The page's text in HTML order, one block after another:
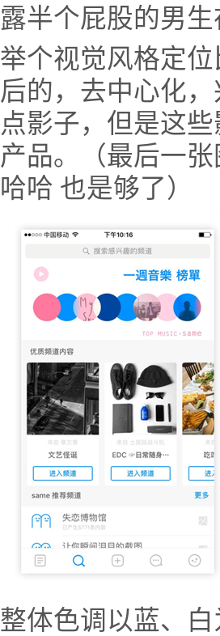
露半个屁股的男
举个视觉风格定
后的，去中心化
点影子，但是这
产品。（最后一
哈哈 也是够了）
整体色调以蓝、